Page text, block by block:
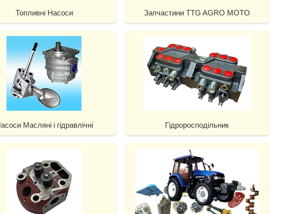
Топливні Насоси Запчастини TTG AGRO MOTO
Масляні і гідравлічні Гідроросподiльник